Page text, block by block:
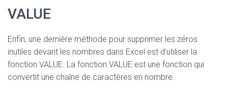
VALUE
Enfin, une dernière méthode pour supprimer les zéros
inutiles devant les nombres dans Excel est d’utiliser la
fonction VALUE. La fonction VALUE est une fonction qui
convertit une chaîne de caractères en nombre.